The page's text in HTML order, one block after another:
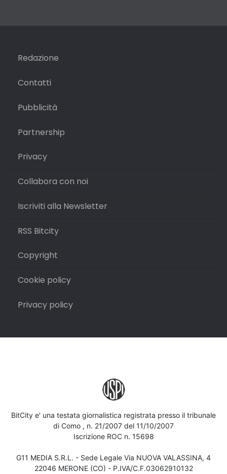
Redazione
Contatti
Pubblicità
Partnership
Privacy
Collabora con noi
Iscriviti alla Newsletter
RSS Bitcity
Copyright
Cookie policy
Privacy policy
BitCity e' una testata giornalistica registrata presso il tribunale
di Como , n. 21/2007 del 11/10/2007
Iscrizione ROC n. 15698
G11 MEDIA S.R.L. - Sede Legale Via NUOVA VALASSINA, 4
22046 MERONE (CO) - P.IVA/C.F.03062910132